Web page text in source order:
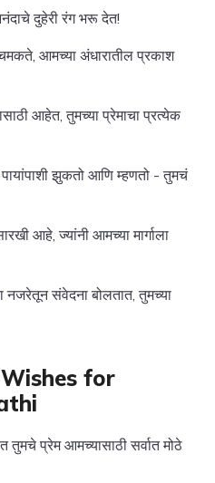
दुहेरी रंग भरू देत!
आमच्या अंधारातील प्रकाश
आहेत, तुमच्या प्रेमाचा प्रत्येक
झुकतो आणि म्हणतो - तुमचं
आहे, ज्यांनी आमच्या मार्गाला
नजरेतून संवेदना बोलतात, तुमच्या
for
तुमचे प्रेम आमच्यासाठी सर्वात मोठे